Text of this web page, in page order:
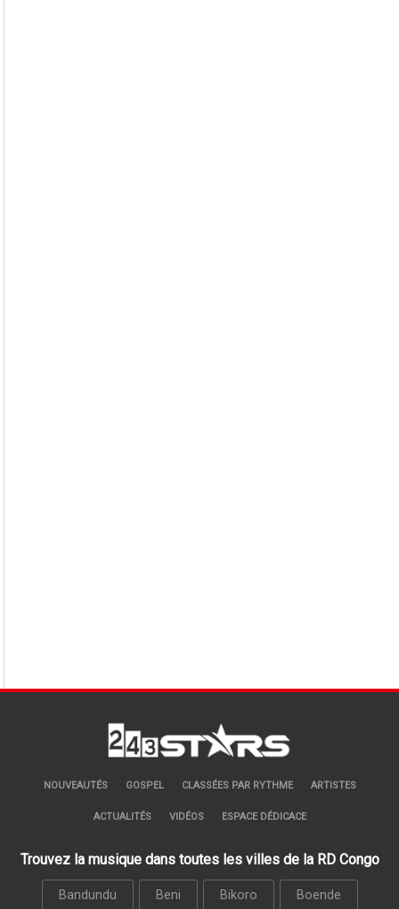
NOUVEAUTÉS GOSPEL CLASSÉES PAR RYTHME ARTISTES
ACTUALITÉS VIDÉOS ESPACE DÉDICACE
Trouvez la musique dans toutes les villes de la RD Congo
Bandundu Beni Bikoro Boende